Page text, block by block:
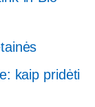
kaip pridėti